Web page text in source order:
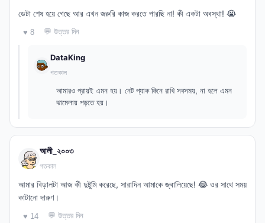
ডেটা শেষ হয়ে গেছে আর এখন জরুরি কাজ করতে পারছি না! কী একটা অবস্থা! 😭
♥ 8 💬 উত্তর দিন
DataKing
গতকাল
আমারও প্রায়ই এমন হয়। নেট প্যাক কিনে রাখি সবসময়, না হলে এমন
ঝামেলায় পড়তে হয়।
আলী_২০০৩
গতকাল
আমার বিড়ালটা আজ কী দুষ্টুমি করেছে, সারাদিন আমাকে জ্বালিয়েছে! 😂 ওর সাথে সময়
কাটানো দারুণ।
♥ 14 💬 উত্তর দিন